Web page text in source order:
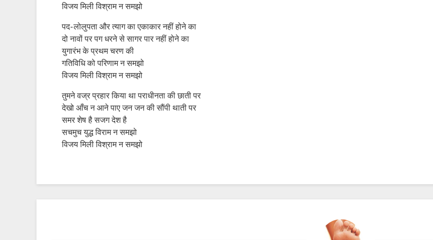
विजय मिली विश्राम न समझो
पद-लोलुपता और त्याग का एकाकार नहीं होने का
दो नावों पर पग धरने से सागर पार नहीं होने का
युगारंभ के प्रथम चरण की
गतिविधि को परिणाम न समझो
विजय मिली विश्राम न समझो
तुमने वज्र प्रहार किया था पराधीनता की छाती पर
देखो आँच न आने पाए जन जन की सौंपी थाती पर
समर शेष है सजग देश है
सचमुच युद्ध विराम न समझो
विजय मिली विश्राम न समझो